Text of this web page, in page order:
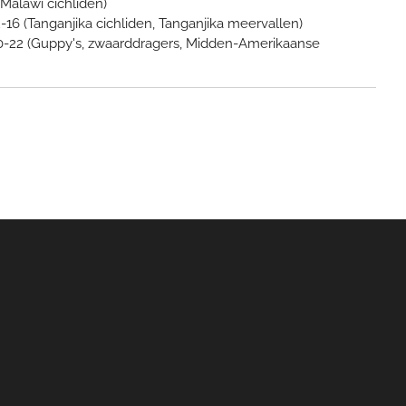
cichliden)
(Tanganjika cichliden, Tanganjika meervallen)
22 (Guppy's, zwaarddragers, Midden-Amerikaanse